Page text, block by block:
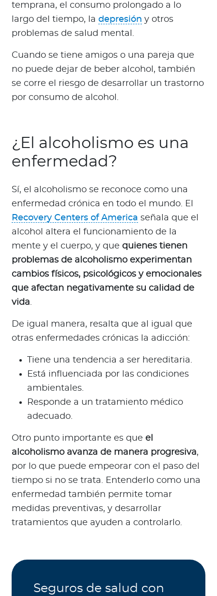
temprana, el consumo prolongado a lo
largo del tiempo, la depresión y otros
problemas de salud mental.
Cuando se tiene amigos o una pareja que
no puede dejar de beber alcohol, también
se corre el riesgo de desarrollar un trastorno
por consumo de alcohol.
¿El alcoholismo es una
enfermedad?
Sí, el alcoholismo se reconoce como una
enfermedad crónica en todo el mundo. El
Recovery Centers of America señala que el
alcohol altera el funcionamiento de la
mente y el cuerpo, y que quienes tienen
problemas de alcoholismo experimentan
cambios físicos, psicológicos y emocionales
que afectan negativamente su calidad de
vida.
De igual manera, resalta que al igual que
otras enfermedades crónicas la adicción:
Tiene una tendencia a ser hereditaria.
Está influenciada por las condiciones
ambientales.
Responde a un tratamiento médico
adecuado.
Otro punto importante es que el
alcoholismo avanza de manera progresiva,
por lo que puede empeorar con el paso del
tiempo si no se trata. Entenderlo como una
enfermedad también permite tomar
medidas preventivas, y desarrollar
tratamientos que ayuden a controlarlo.
Seguros de salud con